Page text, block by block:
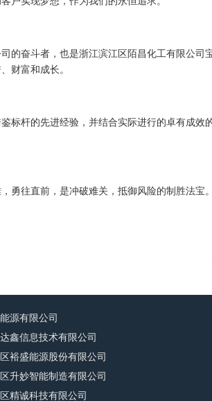
的奋斗者，也是浙江滨江区陌昌化工有限公司
财富和成长。
标杆的先进经验，并结合实际进行的卓有成效
勇往直前，是冲破难关，抵御风险的制胜法宝
源有限公司
鑫信息技术有限公司
区裕盛能源股份有限公司
升妙智能制造有限公司
精诚科技有限公司